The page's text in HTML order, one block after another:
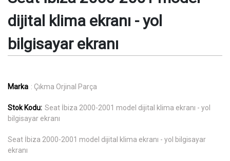
dijital klima ekranı - yol
bilgisayar ekranı
Marka : Çıkma Orjinal Parça
Stok Kodu: Seat İbiza 2000-2001 model dijital klima ekranı - yol
bilgisayar ekranı
Seat İbiza 2000-2001 model dijital klima ekranı - yol bilgisayar
ekranı